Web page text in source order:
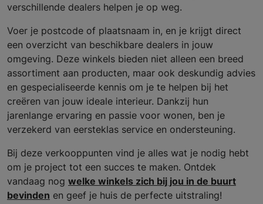
verschillende dealers helpen je op weg.
Voer je postcode of plaatsnaam in, en je krijgt direct
een overzicht van beschikbare dealers in jouw
omgeving. Deze winkels bieden niet alleen een breed
assortiment aan producten, maar ook deskundig advies
en gespecialiseerde kennis om je te helpen bij het
creëren van jouw ideale interieur. Dankzij hun
jarenlange ervaring en passie voor wonen, ben je
verzekerd van eersteklas service en ondersteuning.
Bij deze verkooppunten vind je alles wat je nodig hebt
om je project tot een succes te maken. Ontdek
vandaag nog welke winkels zich bij jou in de buurt
bevinden en geef je huis de perfecte uitstraling!